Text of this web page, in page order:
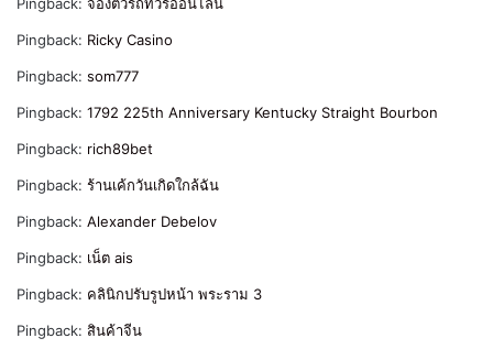
Pingback: Ricky Casino
Pingback: som777
Pingback: 1792 225th Anniversary Kentucky Straight Bourbon
Pingback: rich89bet
Pingback: ร้านเค้กวันเกิดใกล้ฉัน
Pingback: Alexander Debelov
Pingback: เน็ต ais
Pingback: คลินิกปรับรูปหน้า พระราม 3
Pingback: สินค้าจีน